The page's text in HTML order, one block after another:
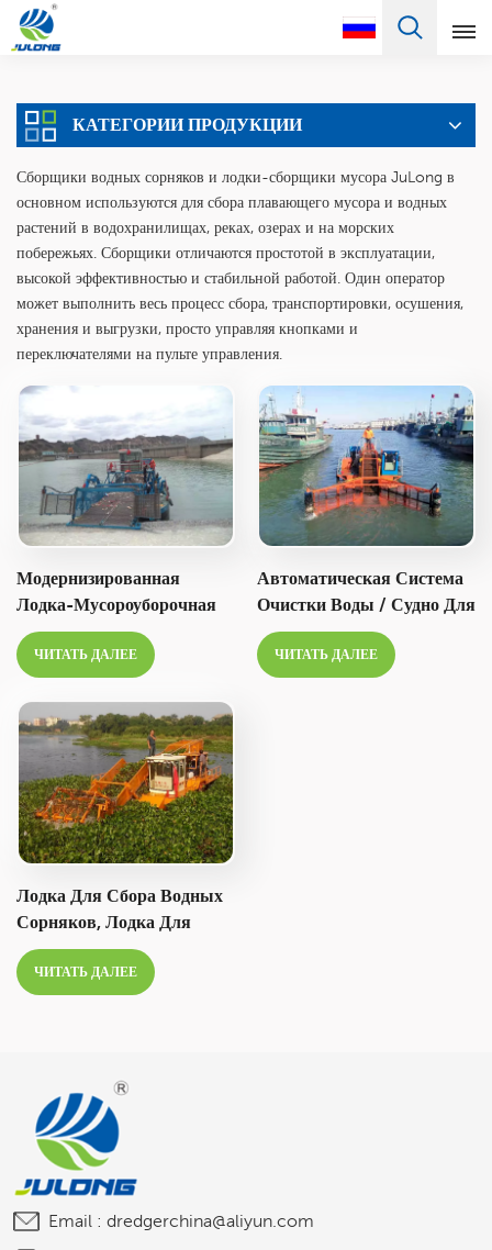
Pусский
English
Français
Pусский
Español
Português
العربية
Deutsch
Italiano
Polski
КАТЕГОРИИ ПРОДУКЦИИ
Сборщики водных сорняков и лодки-сборщики мусора JuLong в
основном используются для сбора плавающего мусора и водных
растений в водохранилищах, реках, озерах и на морских
побережьях. Сборщики отличаются простотой в эксплуатации,
высокой эффективностью и стабильной работой. Один оператор
может выполнить весь процесс сбора, транспортировки, осушения,
хранения и выгрузки, просто управляя кнопками и
переключателями на пульте управления.
Модернизированная
Лодка-Мусороуборочная
Машина Для Защиты
Водной Среды.
ЧИТАТЬ ДАЛЕЕ
Автоматическая Система
Очистки Воды / Судно Для
Сбора Водных Сорняков /
Лодка-Скиммер Для
Мусора
ЧИТАТЬ ДАЛЕЕ
Лодка Для Сбора Водных
Сорняков, Лодка Для
Очистки Воды, Скиммер
Для Мусора.
ЧИТАТЬ ДАЛЕЕ
Email : dredgerchina@aliyun.com